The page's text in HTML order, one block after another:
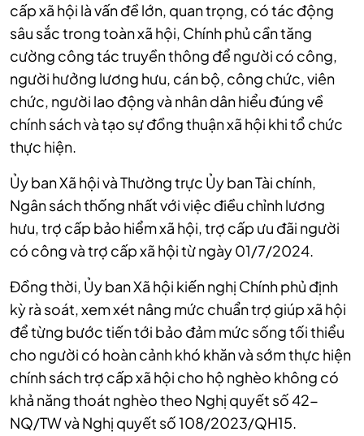
cấp xã hội là vấn đề lớn, quan trọng, có tác động
sâu sắc trong toàn xã hội, Chính phủ cần tăng
cường công tác truyền thông để người có công,
người hưởng lương hưu, cán bộ, công chức, viên
chức, người lao động và nhân dân hiểu đúng về
chính sách và tạo sự đồng thuận xã hội khi tổ chức
thực hiện.
Ủy ban Xã hội và Thường trực Ủy ban Tài chính,
Ngân sách thống nhất với việc điều chỉnh lương
hưu, trợ cấp bảo hiểm xã hội, trợ cấp ưu đãi người
có công và trợ cấp xã hội từ ngày 01/7/2024.
Đồng thời, Ủy ban Xã hội kiến nghị Chính phủ định
kỳ rà soát, xem xét nâng mức chuẩn trợ giúp xã hội
để từng bước tiến tới bảo đảm mức sống tối thiểu
cho người có hoàn cảnh khó khăn và sớm thực hiện
chính sách trợ cấp xã hội cho hộ nghèo không có
khả năng thoát nghèo theo Nghị quyết số 42-
NQ/TW và Nghị quyết số 108/2023/QH15.